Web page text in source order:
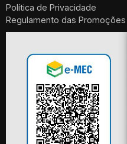
Política de Privacidade
Regulamento das Promoções